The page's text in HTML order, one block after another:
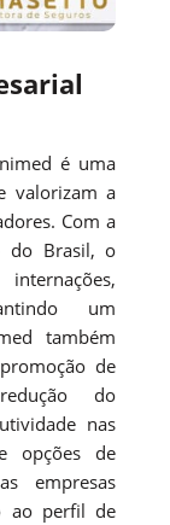
é uma
valorizam a
Com a
do Brasil, o
um
também
de
do
nas
opções de
empresas
ao perfil de